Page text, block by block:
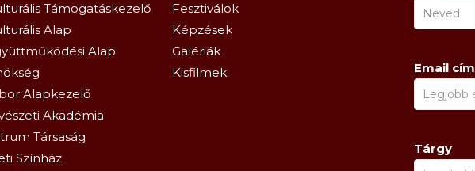
Támogatáskezelő
Alap
Alap
Alapkezelő
Akadémia
Társaság
Színház
Fesztiválok
Képzések
Galériák
Kisfilmek
Email cím
Tárgy